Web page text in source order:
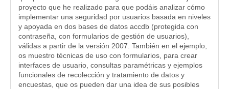
proyecto que he realizado para que podáis analizar cómo
implementar una seguridad por usuarios basada en niveles
y apoyada en dos bases de datos accdb (protegida con
contraseña, con formularios de gestión de usuarios),
válidas a partir de la versión 2007. También en el ejemplo,
os muestro técnicas de uso con formularios, para crear
interfaces de usuario, consultas paramétricas y ejemplos
funcionales de recolección y tratamiento de datos y
encuestas, que os pueden dar una idea de sus posibles